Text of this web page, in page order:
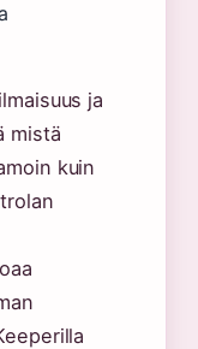
ja
mistä
kuin